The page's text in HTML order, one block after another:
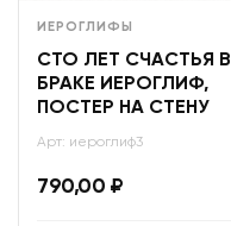
ИЕРОГЛИФЫ
СТО ЛЕТ СЧАСТЬЯ В
БРАКЕ ИЕРОГЛИФ,
ПОСТЕР НА СТЕНУ
Арт: иероглиф3
790,00 ₽